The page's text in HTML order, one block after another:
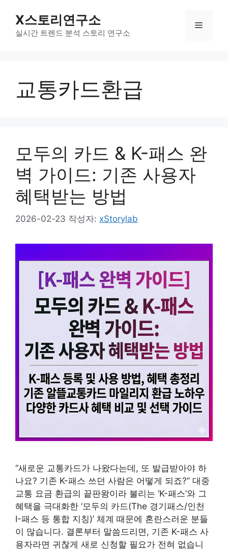
X스토리연구소
실시간 트렌드 분석 스토리 연구소
메
교통카드환급
모두의 카드 & K-패스 완
벽 가이드: 기존 사용자
혜택받는 방법
2026-02-23 작성자: xStorylab
“새로운 교통카드가 나왔다는데, 또 발급받아야 하
나요? 기존 K-패스 쓰던 사람은 어떻게 되죠?” 대중
교통 요금 환급의 끝판왕이라 불리는 ‘K-패스’와 그
혜택을 극대화한 ‘모두의 카드(The 경기패스/인천
I-패스 등 통합 지칭)’ 체계 때문에 혼란스러운 분들
이 많습니다. 결론부터 말씀드리면, 기존 K-패스 사
용자라면 귀찮게 새로 신청할 필요가 전혀 없습니